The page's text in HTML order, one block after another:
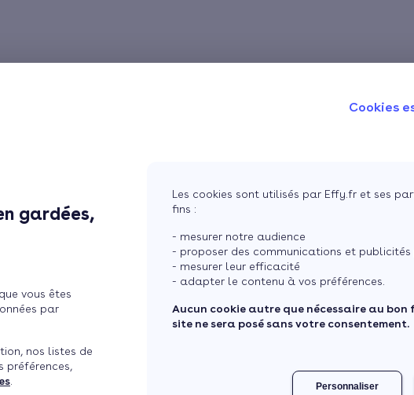
Cookies
gardées,
vous êtes
par
nos listes de
préférences,
Les cookies sont utilisés par Effy.fr et ses
fins :
- mesurer notre audience
- proposer des communications et publicités
- mesurer leur efficacité
- adapter le contenu à vos préférences.
Aucun cookie autre que nécessaire au
site ne sera posé sans votre consentement.
Personnaliser